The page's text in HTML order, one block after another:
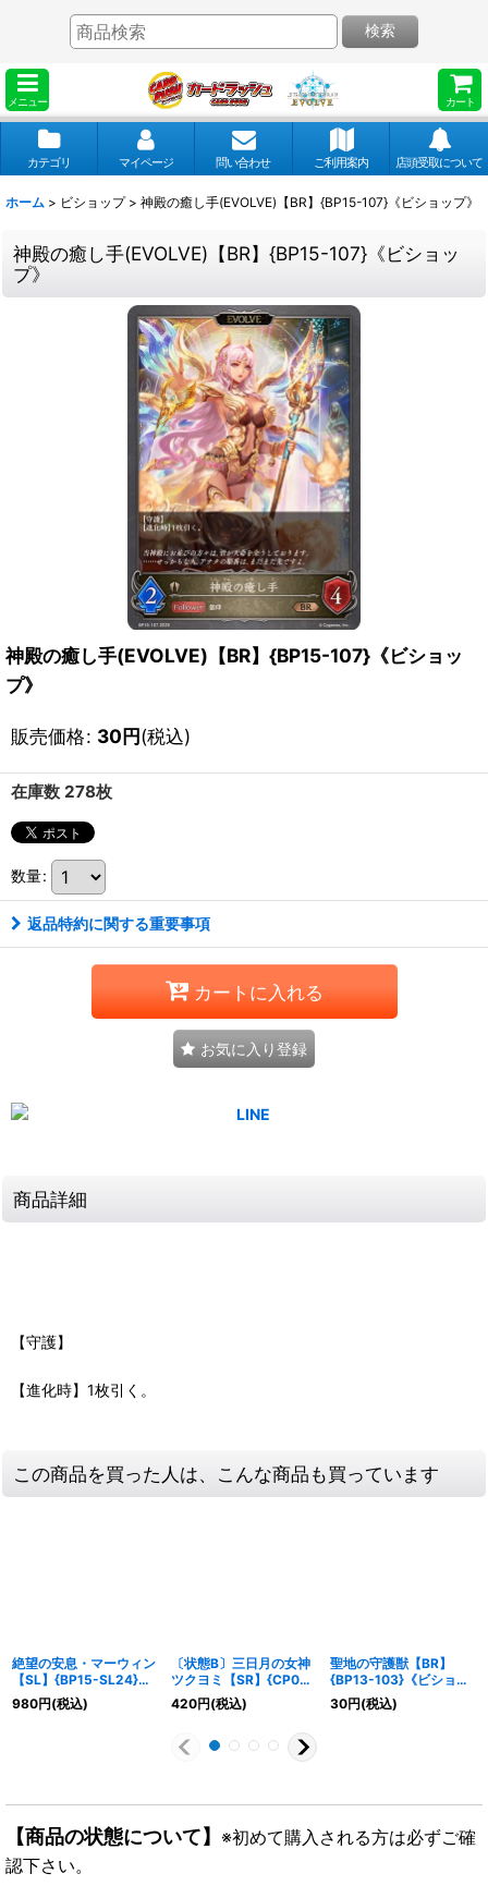
メニュー カート
検索
カテゴリ マイページ 問い合わせ ご利用案内 店頭受取について
ホーム > ビショップ > 神殿の癒し手(EVOLVE)【BR】{BP15-107}《ビショップ》
神殿の癒し手(EVOLVE)【BR】{BP15-107}《ビショッ
プ》
神殿の癒し手(EVOLVE)【BR】{BP15-107}《ビショッ
プ》
販売価格: 30円(税込)
在庫数 278枚
数量:
返品特約に関する重要事項
カートに入れる
お気に入り登録
商品詳細
【守護】
【進化時】1枚引く。
この商品を買った人は、こんな商品も買っています
絶望の安息・マーウィン
【SL】{BP15-SL24}
《ビショップ》
980円(税込)
〔状態B〕三日月の女神
ツクヨミ【SR】{CP03-
115}《ビショップ》
420円(税込)
聖地の守護獣【BR】
{BP13-103}《ビショッ
プ》
30円(税込)
【商品の状態について】 ※初めて購入される方は必ずご確
認下さい。